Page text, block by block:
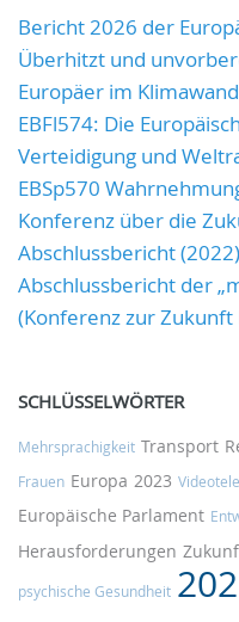
Bericht 2026 der
Überhitzt und
Europäer im
EBFl574: Die
Verteidigung und
EBSp570
Konferenz über die
Abschlussbericht (2022)
Abschlussbericht der
(Konferenz zur Zukunft
SCHLÜSSELWÖRTER
Mehrsprachigkeit Transport
Frauen Europa 2023
Europäische Parlament
Herausforderungen
psychische Gesundheit